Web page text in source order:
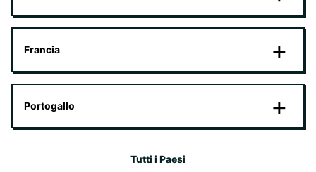
Francia
Portogallo
Tutti i Paesi